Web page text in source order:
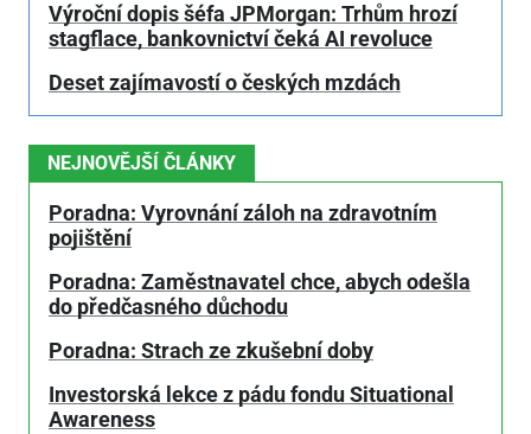
NEJNOVĚJŠÍ ČLÁNKY
Poradna: Vyrovnání záloh na zdravotním
pojištění
Poradna: Zaměstnavatel chce, abych odešla
do předčasného důchodu
Poradna: Strach ze zkušební doby
Investorská lekce z pádu fondu Situational
Awareness
Výroční dopis šéfa JPMorgan: Trhům hrozí
stagflace, bankovnictví čeká AI revoluce
Deset zajímavostí o českých mzdách